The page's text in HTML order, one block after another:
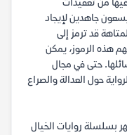
من تعقيدات
جاهدين لإيجاد
قد ترمز إلى
هذه الرموز، يمكن
حتى في مجال
حول العدالة والصراع
بسلسلة روايات الخيال